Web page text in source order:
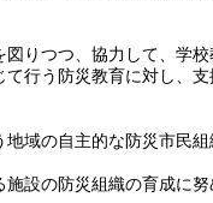
りつつ、協力して、学
行う防災教育に対し、
域の自主的な防災市民
設の防災組織の育成に努